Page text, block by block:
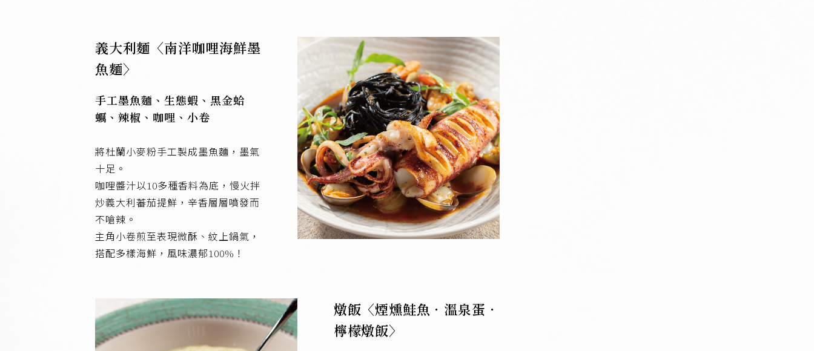
義大利麵〈南洋咖哩海鮮墨
魚麵〉
手工墨魚麵、生態蝦、黑金蛤
蠣、辣椒、咖哩、小卷
將杜蘭小麥粉手工製成墨魚麵，墨氣
十足。
咖哩醬汁以10多種香料為底，慢火拌
炒義大利蕃茄提鮮，辛香層層噴發而
不嗆辣。
主角小卷煎至表現微酥、紋上鍋氣，
搭配多樣海鮮，風味濃郁100%！
燉飯〈煙燻鮭魚．溫泉蛋．
檸檬燉飯〉